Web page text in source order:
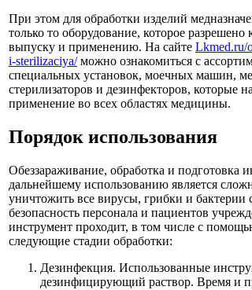
При этом для обработки изделий
только то оборудование, которое
выпуску и применению. На сайте Lkmed.ru/
i-sterilizaciya/можно ознакомиться с
специальных установок, моечных машин,
стерилизаторов и дезинфекторов, которые
применение во всех областях медицины.
Порядок использования
Обеззараживание, обработка и подготовка
дальнейшему использованию является
уничтожить все вирусы, грибки и бактерии
безопасность персонала и пациентов
инструмент проходит, в том числе с
следующие стадии обработки:
Дезинфекция. Использованные
дезинфицирующий раствор. Время и